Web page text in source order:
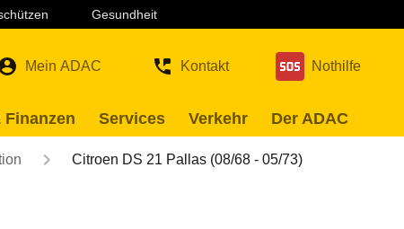
Gesundheit
Mein ADAC Kontakt Nothilfe
Services Verkehr Der ADAC
Citroen DS 21 Pallas (08/68 - 05/73)